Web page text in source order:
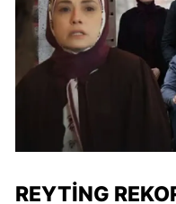
REYTING